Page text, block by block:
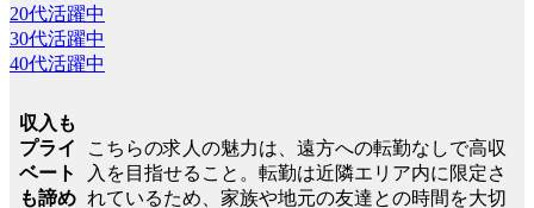
20代活躍中
30代活躍中
40代活躍中
収入も
プライ
ベート
も諦め
こちらの求人の魅力は、遠方への転勤なしで高収
入を目指せること。転勤は近隣エリア内に限定さ
れているため、家族や地元の友達との時間を大切